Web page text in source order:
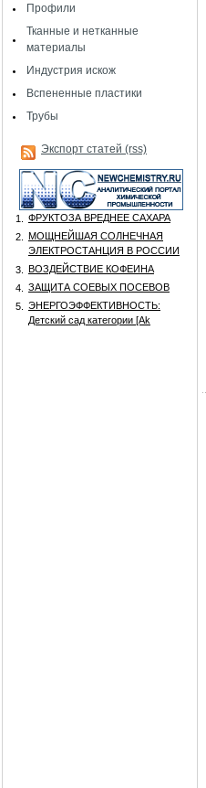
Профили
Тканные и нетканные
материалы
Индустрия искож
Вспененные пластики
Трубы
Экспорт статей (rss)
1.
ФРУКТОЗА ВРЕДНЕЕ САХАРА
2.
МОЩНЕЙШАЯ СОЛНЕЧНАЯ
ЭЛЕКТРОСТАНЦИЯ В РОССИИ
3.
ВОЗДЕЙСТВИЕ КОФЕИНА
4.
ЗАЩИТА СОЕВЫХ ПОСЕВОВ
5.
ЭНЕРГОЭФФЕКТИВНОСТЬ:
Детский сад категории [Аk